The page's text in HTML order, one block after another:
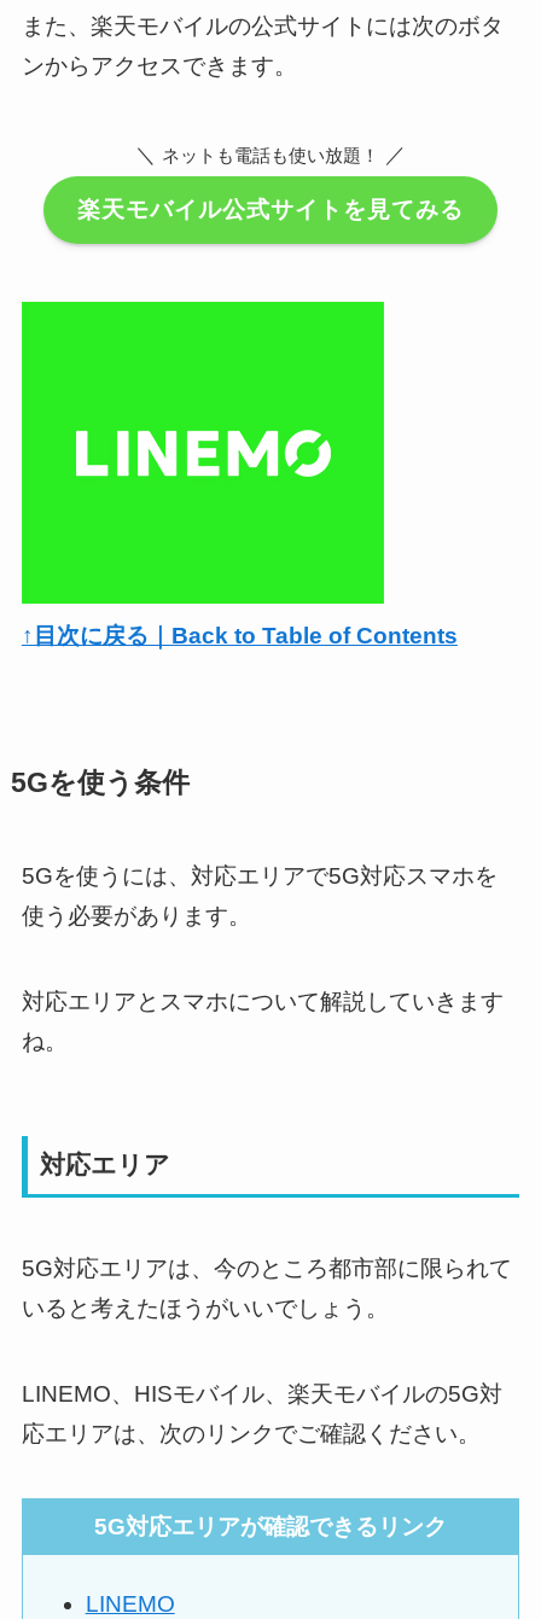
また、楽天モバイルの公式サイトには次のボタ
ンからアクセスできます。
＼ ネットも電話も使い放題！ ／
楽天モバイル公式サイトを見てみる
↑目次に戻る｜Back to Table of Contents
5Gを使う条件
5Gを使うには、対応エリアで5G対応スマホを
使う必要があります。
対応エリアとスマホについて解説していきます
ね。
対応エリア
5G対応エリアは、今のところ都市部に限られて
いると考えたほうがいいでしょう。
LINEMO、HISモバイル、楽天モバイルの5G対
応エリアは、次のリンクでご確認ください。
5G対応エリアが確認できるリンク
LINEMO